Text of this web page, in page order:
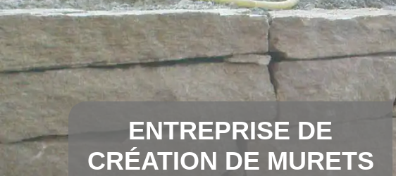
ENTREPRISE DE
CRÉATION DE MURETS